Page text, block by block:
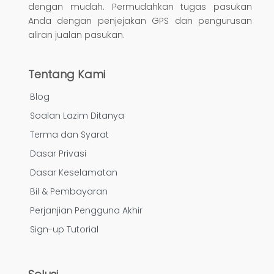
dengan mudah. Permudahkan tugas pasukan
Anda dengan penjejakan GPS dan pengurusan
aliran jualan pasukan.
Tentang Kami
Blog
Soalan Lazim Ditanya
Terma dan Syarat
Dasar Privasi
Dasar Keselamatan
Bil & Pembayaran
Perjanjian Pengguna Akhir
Sign-up Tutorial